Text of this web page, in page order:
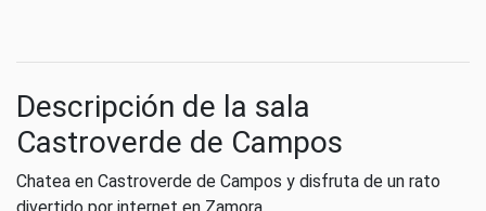
Descripción de la sala
Castroverde de Campos
Chatea en Castroverde de Campos y disfruta de un rato